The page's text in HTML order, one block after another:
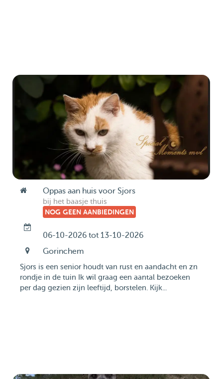
Oppas aan huis voor Sjors
bij het baasje thuis
NOG GEEN AANBIEDINGEN
06-10-2026 tot 13-10-2026
Gorinchem
Sjors is een senior houdt van rust en aandacht en zn
rondje in de tuin Ik wil graag een aantal bezoeken
per dag gezien zijn leeftijd, borstelen. Kijk...